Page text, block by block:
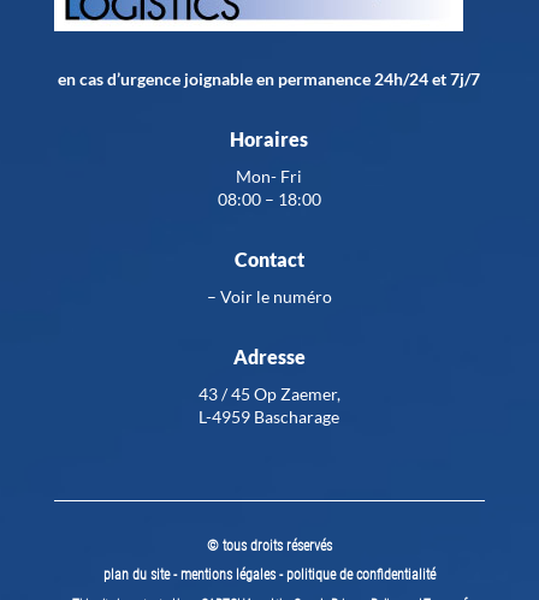
en cas d’urgence joignable en permanence 24h/24 et 7j/7
Horaires
Mon- Fri
08:00 – 18:00
Contact
– Voir le numéro
Adresse
43 / 45 Op Zaemer,
L-4959 Bascharage
© tous droits réservés
plan du site-mentions légales -politique de confidentialité